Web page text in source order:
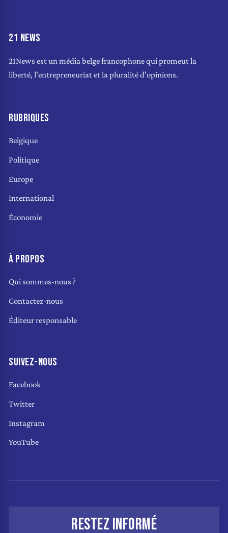
21 NEWS
21News est un média belge francophone qui promeut la
liberté, l'entrepreneuriat et la pluralité d'opinions.
RUBRIQUES
Belgique
Politique
Europe
International
Économie
À PROPOS
Qui sommes-nous ?
Contactez-nous
Éditeur responsable
SUIVEZ-NOUS
Facebook
Twitter
Instagram
YouTube
RESTEZ INFORMÉ